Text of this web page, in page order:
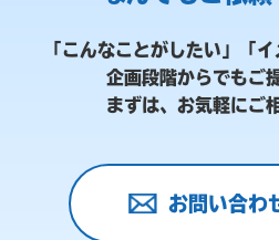
「こんなことがしたい」「
企画段階からでもご
まずは、お気軽にご
お問い合わ